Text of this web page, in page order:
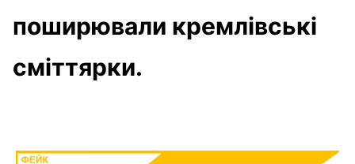
поширювали кремлівські
сміттярки.